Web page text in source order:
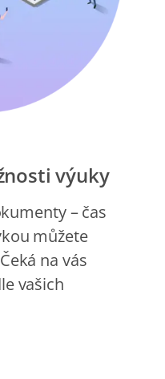
výuky
– čas
můžete
na vás
vašich